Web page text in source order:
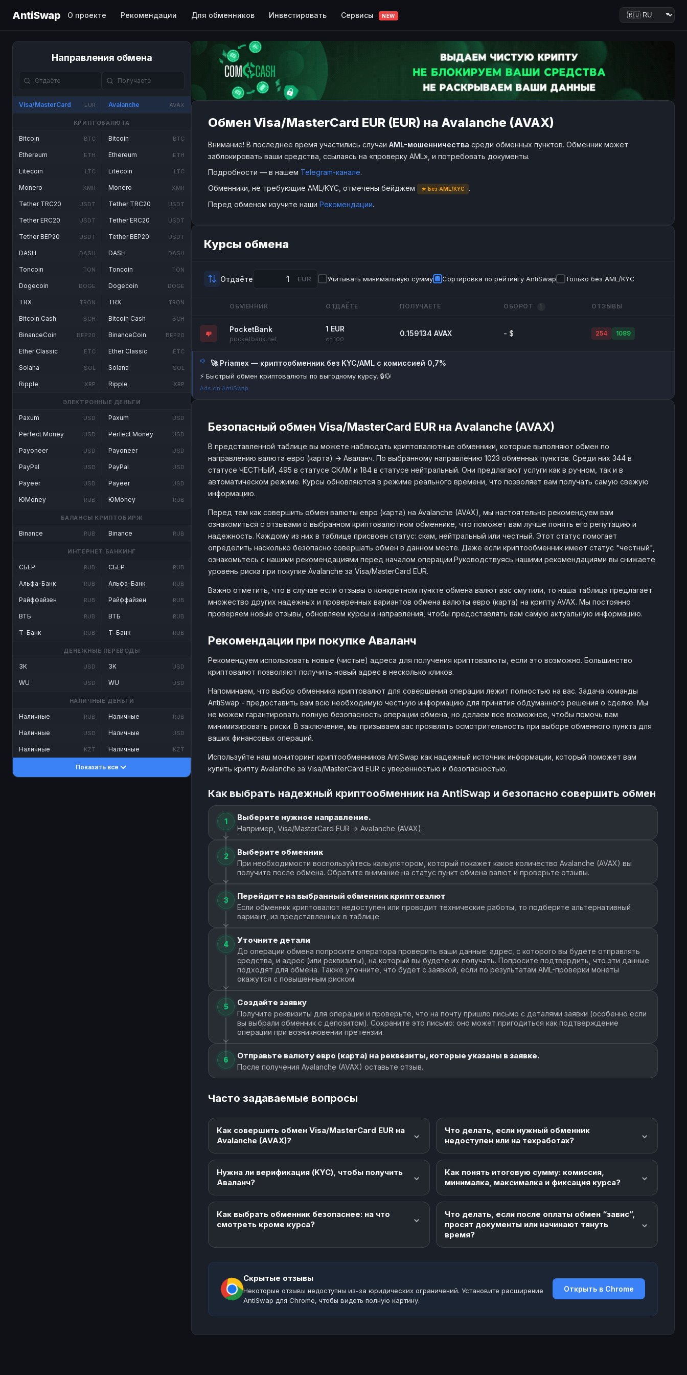
AntiSwap О проекте Рекомендации Для обменников Инвестировать Сервисы NEW
Направления обмена
Visa/MasterCard EUR Avalanche AVAX
КРИПТОВАЛЮТА
Bitcoin BTC
Ethereum ETH
Litecoin LTC
Monero XMR
Tether TRC20 USDT
Tether ERC20 USDT
Tether BEP20 USDT
DASH DASH
Toncoin TON
Dogecoin DOGE
TRX TRON
Bitcoin Cash BCH
BinanceCoin BEP20
Ether Classic ETC
Solana SOL
Ripple XRP
Bitcoin BTC
Ethereum ETH
Litecoin LTC
Monero XMR
Tether TRC20 USDT
Tether ERC20 USDT
Tether BEP20 USDT
DASH DASH
Toncoin TON
Dogecoin DOGE
TRX TRON
Bitcoin Cash BCH
BinanceCoin BEP20
Ether Classic ETC
Solana SOL
Ripple XRP
ЭЛЕКТРОННЫЕ ДЕНЬГИ
Paxum USD
Perfect Money USD
Payoneer USD
PayPal USD
Payeer USD
ЮMoney RUB
Paxum USD
Perfect Money USD
Payoneer USD
PayPal USD
Payeer USD
ЮMoney RUB
БАЛАНСЫ КРИПТОБИРЖ
Binance RUB Binance RUB
ИНТЕРНЕТ БАНКИНГ
СБЕР RUB
Альфа-Банк RUB
Райффайзен RUB
ВТБ RUB
Т-Банк RUB
СБЕР RUB
Альфа-Банк RUB
Райффайзен RUB
ВТБ RUB
Т-Банк RUB
ДЕНЕЖНЫЕ ПЕРЕВОДЫ
ЗК USD
WU USD
ЗК USD
WU USD
НАЛИЧНЫЕ ДЕНЬГИ
Наличные RUB
Наличные USD
Наличные KZT
Наличные RUB
Наличные USD
Наличные KZT
Показать все
Обмен Visa/MasterCard EUR (EUR) на Avalanche (AVAX)
Внимание! В последнее время участились случаи AML-мошенничества среди обменных пунктов. Обменник может
заблокировать ваши средства, ссылаясь на «проверку AML», и потребовать документы.
Подробности — в нашем Telegram-канале.
Обменники, не требующие AML/KYC, отмечены бейджем
★ Без AML/KYC
.
Перед обменом изучите наши Рекомендации.
Курсы обмена
Отдаёте EUR Учитывать минимальную сумму Сортировка по рейтингу AntiSwap Только без AML/KYC
ОБМЕННИК ОТДАЁТЕ ПОЛУЧАЕТЕ ОБОРОТ i ОТЗЫВЫ
PocketBank
pocketbank.net
1 EUR
от 100
0.159134 AVAX - $ 254 1089
🚀 Priamex — криптообменник без KYC/AML с комиссией 0,7%
⚡ Быстрый обмен криптовалюты по выгодному курсу. 🔒💱
Ads on AntiSwap
Безопасный обмен Visa/MasterCard EUR на Avalanche (AVAX)
В представленной таблице вы можете наблюдать криптовалютные обменники, которые выполняют обмен по
направлению валюта евро (карта) → Аваланч. По выбранному направлению 1023 обменных пунктов. Среди них 344 в
статусе ЧЕСТНЫЙ, 495 в статусе СКАМ и 184 в статусе нейтральный. Они предлагают услуги как в ручном, так и в
автоматическом режиме. Курсы обновляются в режиме реального времени, что позволяет вам получать самую свежую
информацию.
Перед тем как совершить обмен валюты евро (карта) на Avalanche (AVAX), мы настоятельно рекомендуем вам
ознакомиться с отзывами о выбранном криптовалютном обменнике, что поможет вам лучше понять его репутацию и
надежность. Каждому из них в таблице присвоен статус: скам, нейтральный или честный. Этот статус помогает
определить насколько безопасно совершать обмен в данном месте. Даже если криптообменник имеет статус "честный",
ознакомьтесь с нашими рекомендациями перед началом операции.Руководствуясь нашими рекомендациями вы снижаете
уровень риска при покупке Avalanche за Visa/MasterCard EUR.
Важно отметить, что в случае если отзывы о конкретном пункте обмена валют вас смутили, то наша таблица предлагает
множество других надежных и проверенных вариантов обмена валюты евро (карта) на крипту AVAX. Мы постоянно
проверяем новые отзывы, обновляем курсы и направления, чтобы предоставлять вам самую актуальную информацию.
Рекомендации при покупке Аваланч
Рекомендуем использовать новые (чистые) адреса для получения криптовалюты, если это возможно. Большинство
криптовалют позволяют получить новый адрес в несколько кликов.
Напоминаем, что выбор обменника криптовалют для совершения операции лежит полностью на вас. Задача команды
AntiSwap - предоставить вам всю необходимую честную информацию для принятия обдуманного решения о сделке. Мы
не можем гарантировать полную безопасность операции обмена, но делаем все возможное, чтобы помочь вам
минимизировать риски. В заключение, мы призываем вас проявлять осмотрительность при выборе обменного пункта для
ваших финансовых операций.
Используйте наш мониторинг криптообменников AntiSwap как надежный источник информации, который поможет вам
купить крипту Avalanche за Visa/MasterCard EUR с уверенностью и безопасностью.
Как выбрать надежный криптообменник на AntiSwap и безопасно совершить обмен
1 Выберите нужное направление.
Например, Visa/MasterCard EUR → Avalanche (AVAX).
2 Выберите обменник
При необходимости воспользуйтесь кальулятором, который покажет какое количество Avalanche (AVAX) вы
получите после обмена. Обратите внимание на статус пункт обмена валют и проверьте отзывы.
3 Перейдите на выбранный обменник криптовалют
Если обменник криптовалют недоступен или проводит технические работы, то подберите альтернативный
вариант, из представленных в таблице.
4 Уточните детали
До операции обмена попросите оператора проверить ваши данные: адрес, с которого вы будете отправлять
средства, и адрес (или реквизиты), на который вы будете их получать. Попросите подтвердить, что эти данные
подходят для обмена. Также уточните, что будет с заявкой, если по результатам AML-проверки монеты
окажутся с повышенным риском.
5 Создайте заявку
Получите реквизиты для операции и проверьте, что на почту пришло письмо с деталями заявки (особенно если
вы выбрали обменник с депозитом). Сохраните это письмо: оно может пригодиться как подтверждение
операции при возникновении претензии.
6 Отправьте валюту евро (карта) на реквезиты, которые указаны в заявке.
После получения Avalanche (AVAX) оставьте отзыв.
Часто задаваемые вопросы
Как совершить обмен Visa/MasterCard EUR на
Avalanche (AVAX)?
Что делать, если нужный обменник
недоступен или на техработах?
Нужна ли верификация (KYC), чтобы получить
Аваланч?
Как понять итоговую сумму: комиссия,
минималка, максималка и фиксация курса?
Как выбрать обменник безопаснее: на что
смотреть кроме курса?
Что делать, если после оплаты обмен “завис”,
просят документы или начинают тянуть
время?
Скрытые отзывы
Некоторые отзывы недоступны из-за юридических ограничений. Установите расширение
AntiSwap для Chrome, чтобы видеть полную картину.
Открыть в Chrome